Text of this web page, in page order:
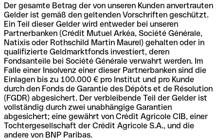
Der gesamte Betrag der von unseren Kunden anvertrauten
Gelder ist gemäß den geltenden Vorschriften geschützt.
Ein Teil dieser Gelder wird entweder bei unseren
Partnerbanken (Crédit Mutuel Arkéa, Société Générale,
Natixis oder Rothschild Martin Maurel) gehalten oder in
qualifizierte Geldmarktfonds investiert, deren
Fondsanteile bei Société Générale verwahrt werden. Im
Falle einer Insolvenz einer dieser Partnerbanken sind die
Einlagen bis zu 100.000 € pro Institut und pro Kunde
durch den Fonds de Garantie des Dépôts et de Résolution
(FGDR) abgesichert. Der verbleibende Teil der Gelder ist
vollständig durch zwei unabhängige Garantien
abgesichert; eine gewährt von Crédit Agricole CIB, einer
Tochtergesellschaft der Crédit Agricole S.A., und die
andere von BNP Paribas.